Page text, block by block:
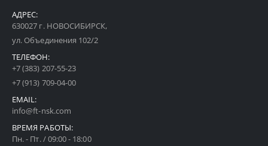
АДРЕС:
630027 г. НОВОСИБИРСК,
ул. Объединения 102/2
ТЕЛЕФОН:
+7 (383) 207-55-23
+7 (913) 709-04-00
EMAIL:
info@ft-nsk.com
ВРЕМЯ РАБОТЫ:
Пн. - Пт. / 09:00 - 18:00